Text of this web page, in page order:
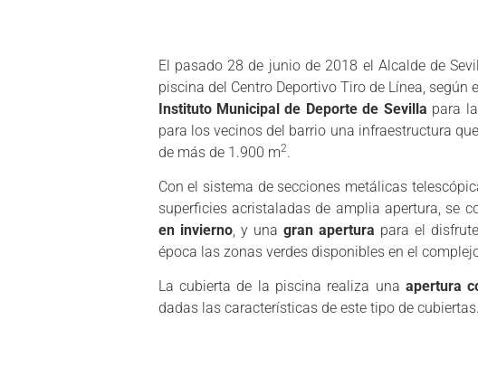
El pasado 28 de junio de 2018 el Alcalde de
piscina del Centro Deportivo Tiro de Línea, según
Instituto Municipal de Deporte de Sevilla para
para los vecinos del barrio una infraestructura
de más de 1.900 m2.
Con el sistema de secciones metálicas
superficies acristaladas de amplia apertura, se
en invierno, y una gran apertura para el
época las zonas verdes disponibles en el
La cubierta de la piscina realiza una apertura
dadas las características de este tipo de cubiertas.